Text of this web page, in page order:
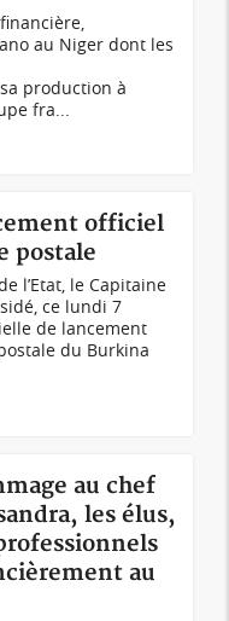
au Niger dont les
production à
fra...
officiel
postale
l’Etat, le Capitaine
ce lundi 7
de lancement
du Burkina
au chef
les élus,
au